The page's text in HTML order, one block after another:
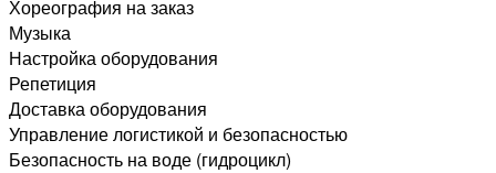
Хореография на заказ
Музыка
Настройка оборудования
Репетиция
Доставка оборудования
Управление логистикой и безопасностью
Безопасность на воде (гидроцикл)